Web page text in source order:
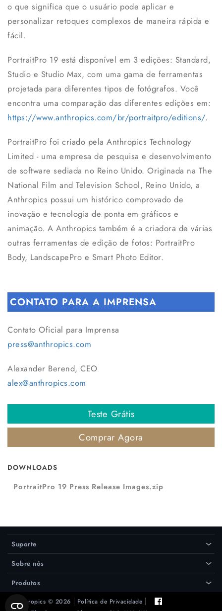
o que significa que o usuário pode aplicar e
personalizar retoques complexos de maneira rápida e
fácil.
PortraitPro 19 está disponível em 3 edições: Standard,
Studio e Studio Max, com uma gama de ferramentas
projetada para diferentes tipos de fotógrafos. Você
encontra uma comparação das diferentes edições em:
https://www.anthropics.com/br/portraitpro/editions/.
PortraitPro foi criado pela Anthropics Technology
Limited - uma empresa de pesquisa e desenvolvimento
de software sediada no Reino Unido. Originada na The
National Film and Television School, Reino Unido, a
Anthropics possui um histórico comprovado de
inovação e tecnologia de ponta em gráficos e
animação. A Anthropics também é a criadora de várias
outras ferramentas de edição de fotos: PortraitPro
Body, LandscapePro e Smart Photo Editor.
CONTATO PARA A IMPRENSA
Contato Oficial para Imprensa
press@anthropics.com
Alexander Berend, CEO
alex@anthropics.com
Teste Grátis
Comprar Agora
DOWNLOADS
PortraitPro 19 Press Release Images.zip
Suporte ›
Sobre nós ›
Produtos ›
Anthropics © 2026
Política de Privacidade